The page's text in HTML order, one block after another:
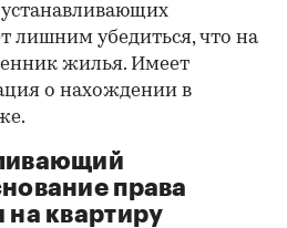
лишним убедиться, что на
жилья. Имеет
о нахождении в
права
на квартиру